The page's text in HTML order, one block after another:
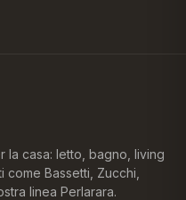
la casa: letto, bagno, living
come Bassetti, Zucchi,
linea Perlarara.